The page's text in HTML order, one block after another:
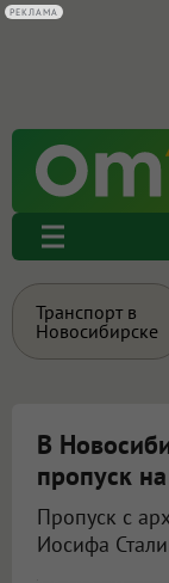
Транспорт в
Новосибирске
В
пропуск
Пропуск с
Иосифа
РЕКЛАМА